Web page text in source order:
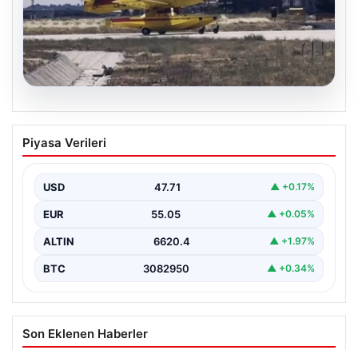
Yangın Söndürme Görevinden Dönen 4
Uçak Türkiye’ye Geldi
Akdeniz ülkelerini etkisi altına alan orman yangınlarıyla
mücadele…
Piyasa Verileri
USD 47.71 ▲ +0.17%
EUR 55.05 ▲ +0.05%
ALTIN 6620.4 ▲ +1.97%
BTC 3082950 ▲ +0.34%
Son Eklenen Haberler